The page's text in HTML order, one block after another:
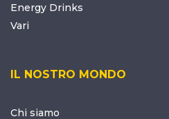
Energy Drinks
Vari
IL NOSTRO MONDO
Chi siamo